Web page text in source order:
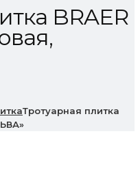
BRAER
Тротуарная плитка